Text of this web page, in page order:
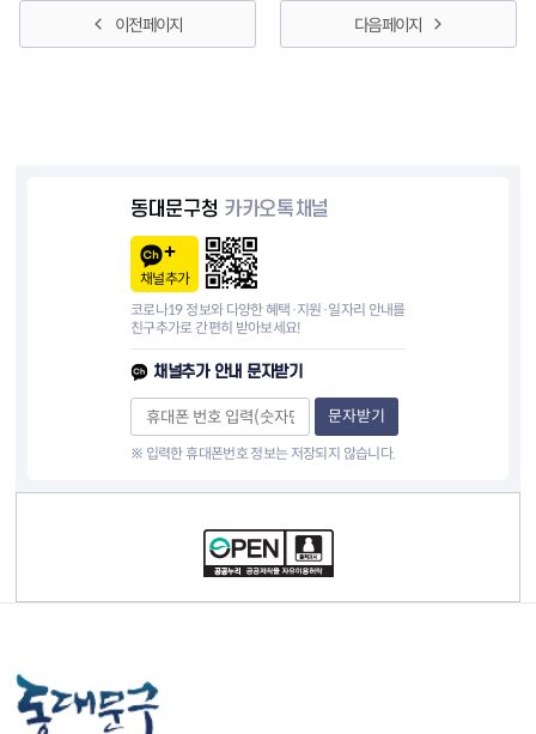
이전 페이지 다음 페이지
동대문구청 카카오톡채널
채널추가
코로나19 정보와 다양한 혜택·지원·일자리 안내를
친구추가로 간편히 받아보세요!
채널추가 안내 문자받기
문자받기
※ 입력한 휴대폰번호 정보는 저장되지 않습니다.